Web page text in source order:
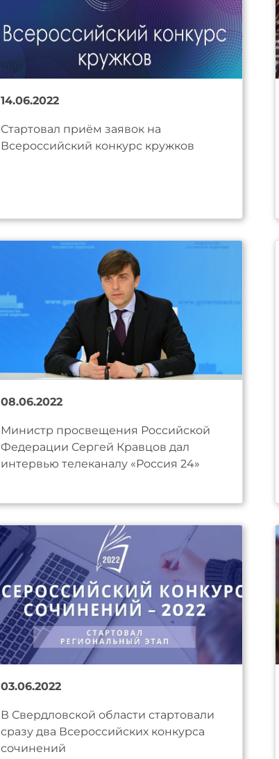
14.06.2022
Стартовал приём заявок на
Всероссийский конкурс кружков
08.06.2022
Министр просвещения Российской
Федерации Сергей Кравцов дал
интервью телеканалу «Россия 24»
03.06.2022
В Свердловской области стартовали
сразу два Всероссийских конкурса
сочинений